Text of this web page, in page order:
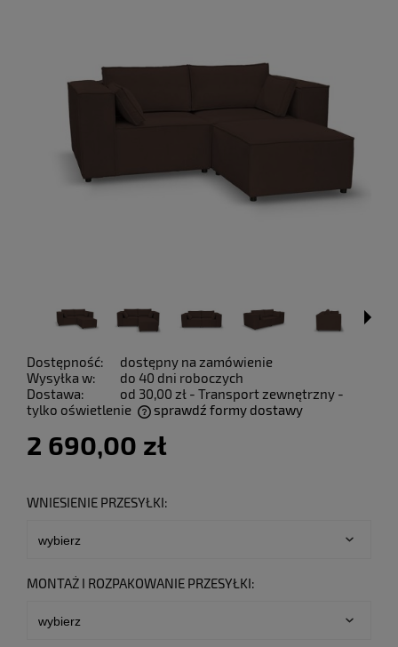
Dostępność:
dostępny na zamówienie
Wysyłka w:
do 40 dni roboczych
Dostawa:
od 30,00 zł - Transport zewnętrzny -
tylko oświetlenie
sprawdź formy dostawy
2 690,00 zł
WNIESIENIE PRZESYŁKI:
MONTAŻ I ROZPAKOWANIE PRZESYŁKI: